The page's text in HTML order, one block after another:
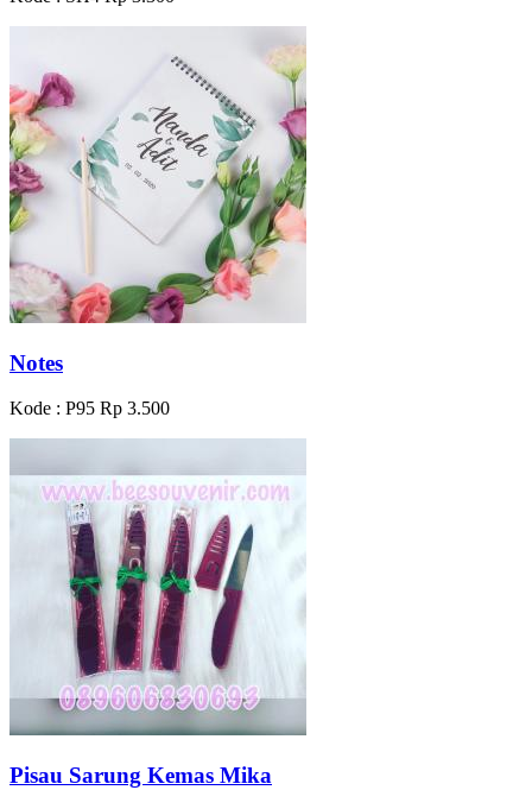
Notes
Kode : P95 Rp 3.500
Pisau Sarung Kemas Mika